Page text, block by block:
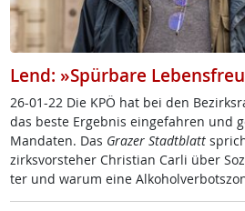
Lend: »Spürbare
26-01-22 Die KPÖ hat bei den
das bes­te Er­geb­nis ein­ge­fah­ren und
Man­da­ten. Das Gra­zer Stadt­blatt
zirks­vor­ste­her Chris­ti­an Car­li über
ter und warum ei­ne